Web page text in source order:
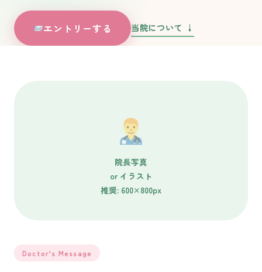
エントリーする 当院について ↓
院長写真
or イラスト
推奨: 600×800px
Doctor's Message